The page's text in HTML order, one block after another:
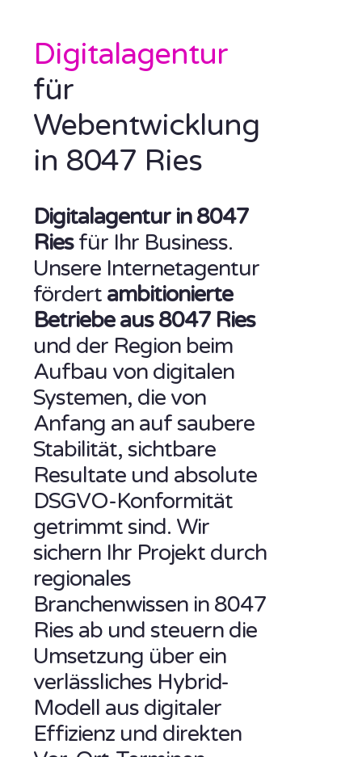
Digitalagentur
für
Webentwicklung
in 8047 Ries
Digitalagentur in 8047
Riesfür Ihr Business.
Unsere Internetagentur
fördert ambitionierte
Betriebe aus 8047 Ries
und der Region beim
Aufbau von digitalen
Systemen, die von
Anfang an auf saubere
Stabilität, sichtbare
Resultate und absolute
DSGVO-Konformität
getrimmt sind. Wir
sichern Ihr Projekt durch
regionales
Branchenwissen in 8047
Ries ab und steuern die
Umsetzung über ein
verlässliches Hybrid-
Modell aus digitaler
Effizienz und direkten